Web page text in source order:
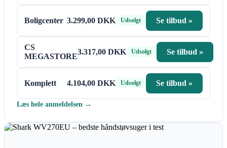
Boligcenter 3.299,00 DKK Udsolgt Se tilbud »
CS
MEGASTORE
3.317,00 DKK Udsolgt Se tilbud »
Komplett 4.104,00 DKK Udsolgt Se tilbud »
Læs hele anmeldelsen →